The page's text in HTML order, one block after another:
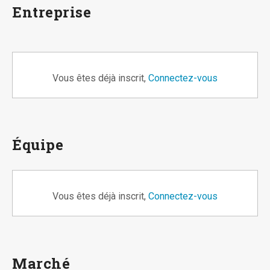
Entreprise
Vous êtes déjà inscrit, Connectez-vous
Équipe
Vous êtes déjà inscrit, Connectez-vous
Marché